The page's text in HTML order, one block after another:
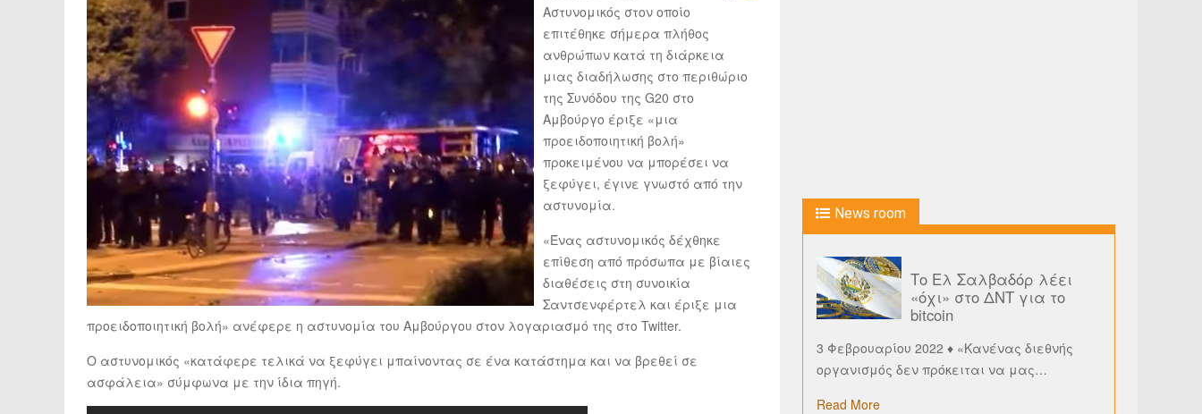
Αστυνομικός στον οποίο
επιτέθηκε σήμερα πλήθος
ανθρώπων κατά τη διάρκεια
μιας διαδήλωσης στο περιθώριο
της Συνόδου της G20 στο
Αμβούργο έριξε «μια
προειδοποιητική βολή»
προκειμένου να μπορέσει να
ξεφύγει, έγινε γνωστό από την
αστυνομία.
«Ένας αστυνομικός δέχθηκε
επίθεση από πρόσωπα με βίαιες
διαθέσεις στη συνοικία
Σαντσενφέρτελ και έριξε μια
προειδοποιητική βολή» ανέφερε η αστυνομία του Αμβούργου στον λογαριασμό της στο Twitter.
Ο αστυνομικός «κατάφερε τελικά να ξεφύγει μπαίνοντας σε ένα κατάστημα και να βρεθεί σε
ασφάλεια» σύμφωνα με την ίδια πηγή.
News room
Το Ελ Σαλβαδόρ λέει
«όχι» στο ΔΝΤ για το
bitcoin
3 Φεβρουαρίου 2022 ♦ «Κανένας διεθνής
οργανισμός δεν πρόκειται να μας…
Read More